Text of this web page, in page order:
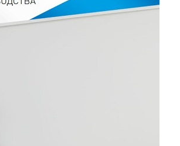
ФОНТАНЫ